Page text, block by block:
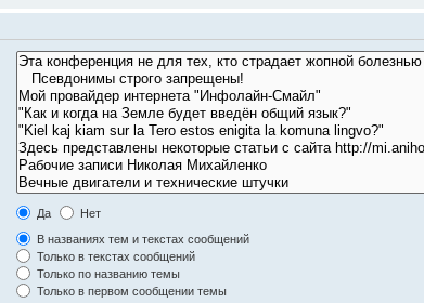
Да
Нет
В названиях тем и текстах сообщений
Только в текстах сообщений
Только по названию темы
Только в первом сообщении темы